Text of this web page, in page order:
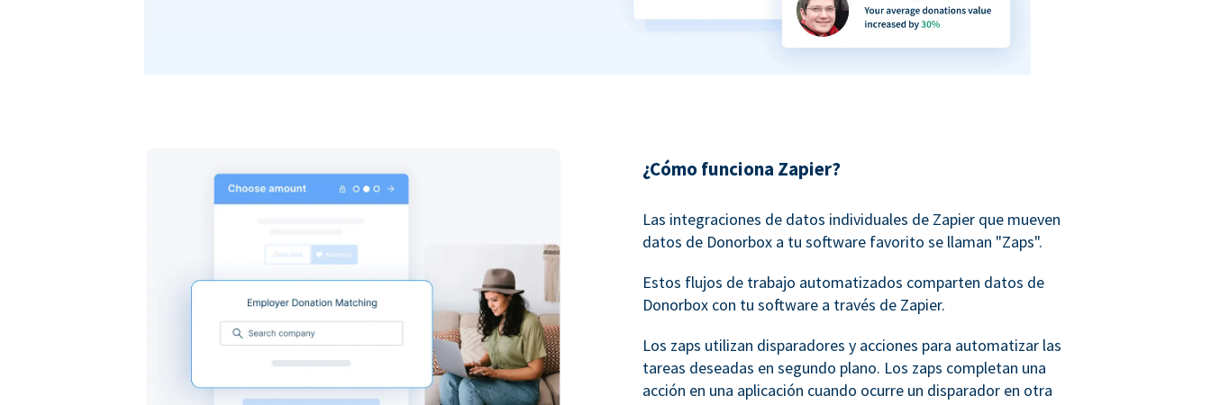
¿Cómo funciona Zapier?
Las integraciones de datos individuales de Zapier que mueven
datos de Donorbox a tu software favorito se llaman "Zaps".
Estos flujos de trabajo automatizados comparten datos de
Donorbox con tu software a través de Zapier.
Los zaps utilizan disparadores y acciones para automatizar las
tareas deseadas en segundo plano. Los zaps completan una
acción en una aplicación cuando ocurre un disparador en otra